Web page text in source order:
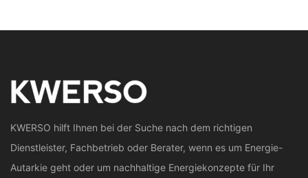
KWERSO hilft Ihnen bei der Suche nach dem richtigen
Dienstleister, Fachbetrieb oder Berater, wenn es um Energie-
Autarkie geht oder um nachhaltige Energiekonzepte für Ihr